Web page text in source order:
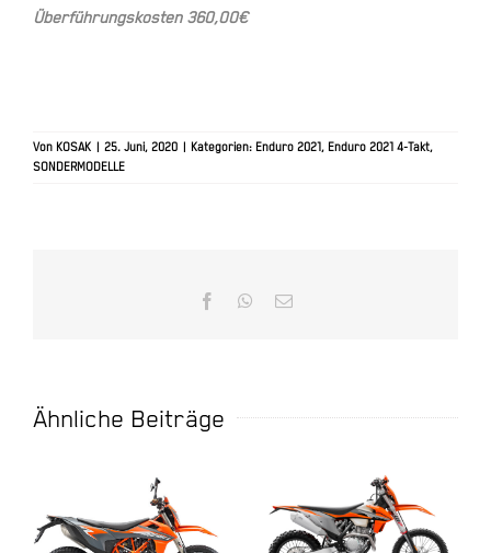
Überführungskosten 360,00€
Von KOSAK 25. Juni, 2020 Kategorien: Enduro 2021, Enduro 2021 4-Takt,
SONDERMODELLE
FacebookWhatsApp
E-
Ähnliche Beiträge